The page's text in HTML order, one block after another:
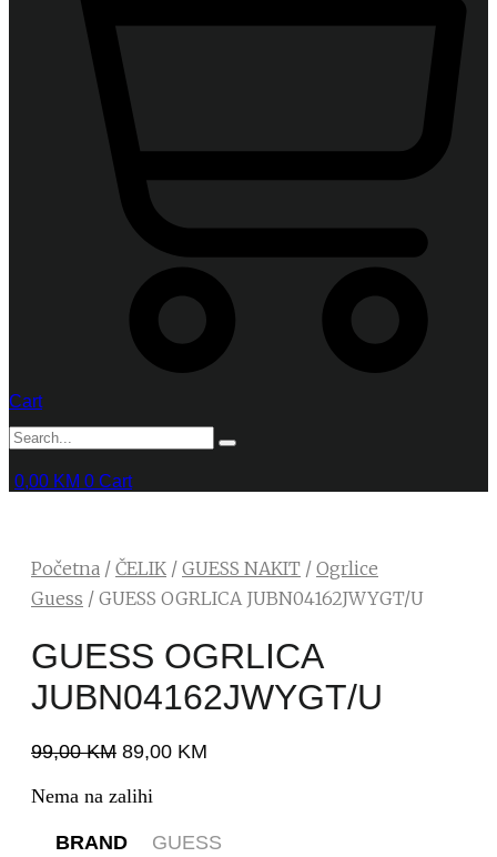
Cart
0,00 KM 0 Cart
Početna / ČELIK / GUESS NAKIT / Ogrlice
Guess / GUESS OGRLICA JUBN04162JWYGT/U
GUESS OGRLICA
JUBN04162JWYGT/U
99,00KM 89,00 KM
Nema na zalihi
BRAND
GUESS